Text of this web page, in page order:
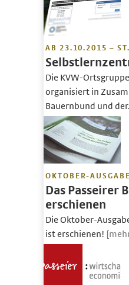
AB 23.10.2015 –
Die KVW-
organisiert in
Bauernbund und
OKTOBER-
Das Passeirer
erschienen
Die Oktober-
ist erschienen!